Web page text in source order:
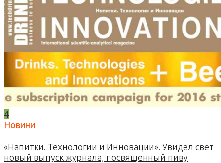
4
Новини
«Напитки. Технологии и Инновации». Увидел свет
новый выпуск журнала, посвященный пиву